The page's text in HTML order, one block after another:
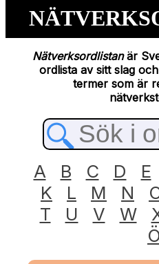
Nätverksordlistanär
ordlista av sitt slag
termer som är
A B C D E
K
L M N
T
U V W